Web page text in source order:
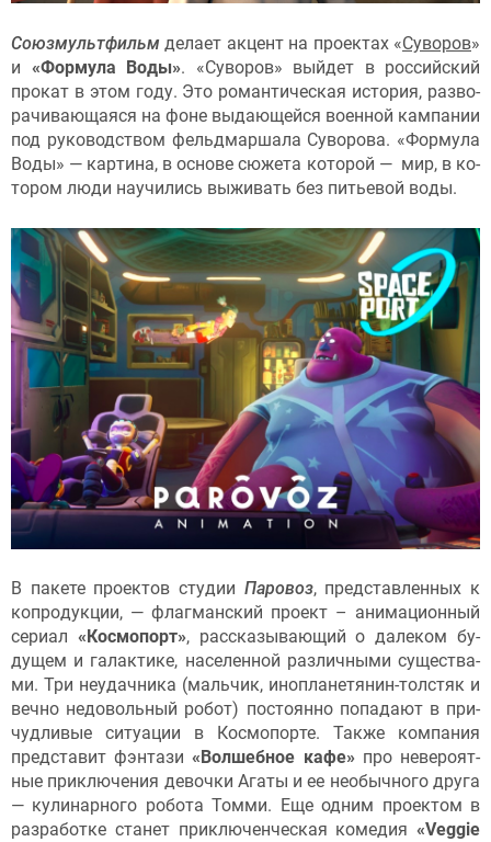
Со­юз­муль­тфильм де­ла­ет ак­цент на про­ек­тах «Су­воров»
и «Фор­му­ла Во­ды». «Су­воров» вый­дет в рос­сий­ский
про­кат в этом го­ду. Это ро­ман­ти­чес­кая ис­то­рия, раз­во­
рачи­ва­юща­яся на фо­не вы­да­ющей­ся во­ен­ной кам­па­нии
под ру­ководс­твом фель­дмар­ша­ла Су­воро­ва. «Фор­му­ла
Во­ды» — кар­ти­на, в ос­но­ве сю­жета ко­торой — мир, в ко­
тором лю­ди на­учи­лись вы­живать без пить­евой во­ды.
В па­кете про­ек­тов сту­дии Па­ровоз, пред­став­ленных к
коп­ро­дук­ции, — флаг­ман­ский про­ект – ани­маци­он­ный
се­ри­ал «Кос­мо­порт», рас­ска­зыва­ющий о да­леком бу­
дущем и га­лак­ти­ке, на­селен­ной раз­личны­ми су­щес­тва­
ми. Три не­удач­ни­ка (маль­чик, иноп­ла­нетя­нин-тол­стяк и
веч­но не­доволь­ный ро­бот) пос­то­ян­но по­пада­ют в при­
чуд­ли­вые си­ту­ации в Кос­мо­пор­те. Так­же ком­па­ния
пред­ста­вит фэн­та­зи«Вол­шебное ка­фе» про не­веро­ят­
ные прик­лю­чения де­воч­ки Ага­ты и ее не­обыч­но­го дру­га
— ку­линар­но­го ро­бота Том­ми. Еще од­ним про­ек­том в
раз­ра­бот­ке ста­нет прик­лю­чен­ческая ко­медия «Veggie